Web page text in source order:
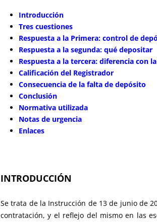
Introducción
Tres cuestiones
Respuesta a la Primera: control de
Respuesta a la segunda: qué depositar
Respuesta a la tercera: diferencia con
Calificación del Registrador
Consecuencia de la falta de depósito
Conclusión
Normativa utilizada
Notas de urgencia
Enlaces
INTRODUCCIÓN
Se trata de la Instrucción de 13 de junio de
contratación, y el reflejo del mismo en las